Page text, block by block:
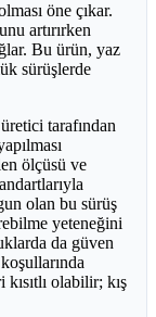
öne çıkar.
artırırken
Bu ürün, yaz
sürüşlerde
tarafından
ölçüsü ve
olan bu sürüş
yeteneğini
da güven
olabilir; kış